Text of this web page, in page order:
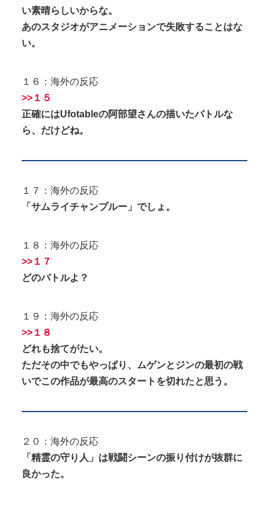
い素晴らしいからな。
あのスタジオがアニメーションで失敗することはな
い。
１６：海外の反応
>>１５
正確にはUfotableの阿部望さんの描いたバトルな
ら、だけどね。
１７：海外の反応
「サムライチャンプルー」でしょ。
１８：海外の反応
>>１７
どのバトルよ？
１９：海外の反応
>>１８
どれも捨てがたい。
ただその中でもやっぱり、ムゲンとジンの最初の戦
いでこの作品が最高のスタートを切れたと思う。
２０：海外の反応
「精霊の守り人」は戦闘シーンの振り付けが抜群に
良かった。